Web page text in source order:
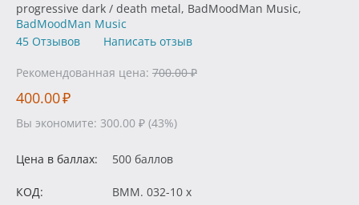
progressive dark / death metal, BadMoodMan Music,
BadMoodMan Music
45 Отзывов
Написать отзыв
Рекомендованная цена: 700.00 ₽
400.00₽
Вы экономите: 300.00 ₽ (43%)
Цена в баллах: 500 баллов
КОД:
BMM. 032-10 x